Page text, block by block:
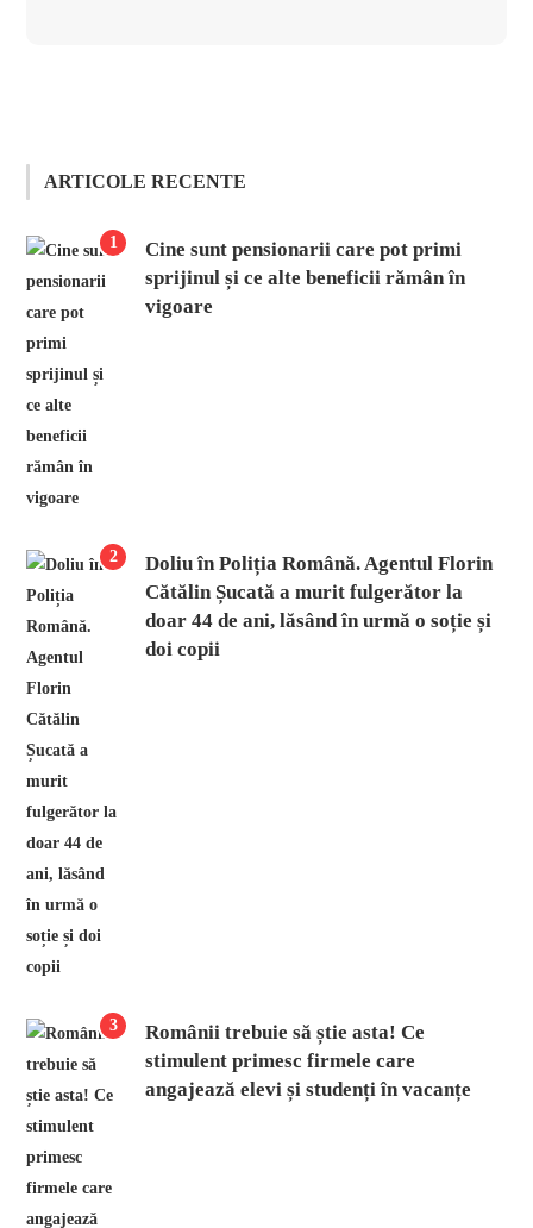
ARTICOLE RECENTE
1
Cine sunt pensionarii care pot primi
sprijinul și ce alte beneficii rămân în
vigoare
2
Doliu în Poliția Română. Agentul Florin
Cătălin Șucată a murit fulgerător la
doar 44 de ani, lăsând în urmă o soție și
doi copii
3
Românii trebuie să știe asta! Ce
stimulent primesc firmele care
angajează elevi și studenți în vacanțe